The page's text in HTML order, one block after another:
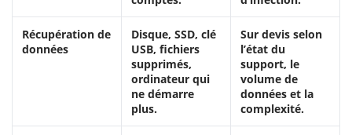
Récupération de
données
Disque, SSD, clé
USB, fichiers
supprimés,
ordinateur qui
ne démarre
plus.
Sur devis selon
l’état du
support, le
volume de
données et la
complexité.